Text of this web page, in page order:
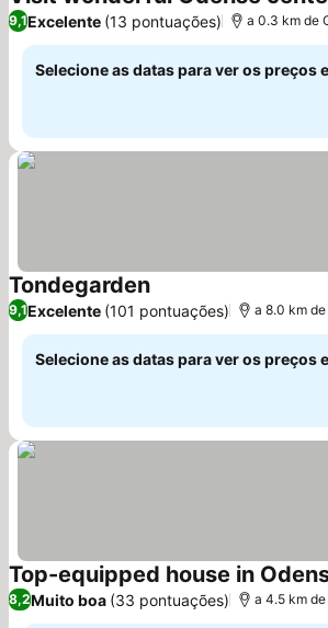
9,1Excelente (13 pontuações) a 0.3 km de
Selecione as datas para ver os preços
Tondegarden
9,1Excelente (101 pontuações) a 8.0 km
Selecione as datas para ver os preços
Top-equipped house in
8,2Muito boa (33 pontuações) a 4.5 km